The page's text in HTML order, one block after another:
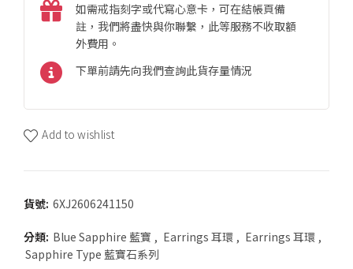
如需戒指刻字或代寫心意卡，可在結帳頁備
註，我們將盡快與你聯繫，此等服務不收取額
外費用。
下單前請先向我們查詢此貨存量情況
Add to wishlist
貨號: 6XJ2606241150
分類: Blue Sapphire 藍寶 , Earrings 耳環 , Earrings 耳環 ,
Sapphire Type 藍寶石系列